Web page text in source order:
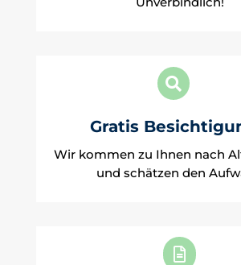

Gratis
Wir kommen zu Ihnen nach
und schätzen den
